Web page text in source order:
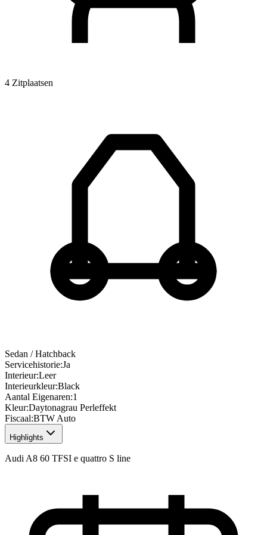
4 Zitplaatsen
Sedan / Hatchback
Servicehistorie:Ja
Interieur:Leer
Interieurkleur:Black
Aantal Eigenaren:1
Kleur:Daytonagrau Perleffekt
Fiscaal:BTW Auto
Highlights
Audi A8 60 TFSI e quattro S line